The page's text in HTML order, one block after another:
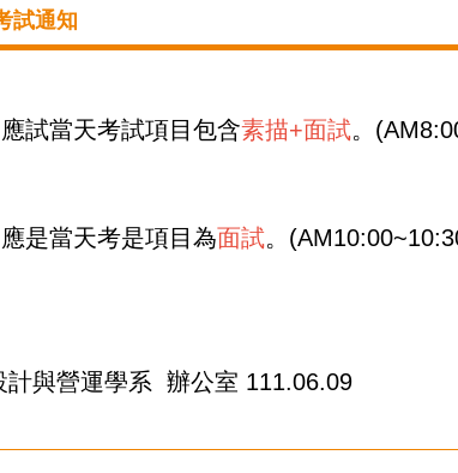
試通知
試當天考試項目包含素描+面試。
是當天考是項目為面試。
與營運學系 辦公室 111.06.09